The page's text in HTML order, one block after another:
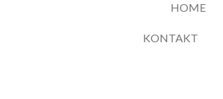
HOME
KONTAKT